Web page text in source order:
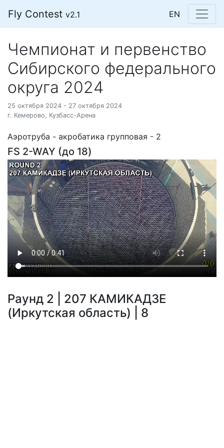
Fly Contest v2.1 EN
Чемпионат и первенство
Сибирского федерального
округа 2024
25 октября 2024 - 27 октября 2024
г. Кемерово, Кузбасс-Арена
Аэротруба - акробатика групповая - 2
FS 2-WAY (до 18)
Раунд 2 | 207 КАМИКАДЗЕ
(Иркутская область) | 8